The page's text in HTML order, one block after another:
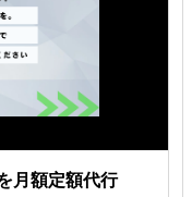
月額定額代行